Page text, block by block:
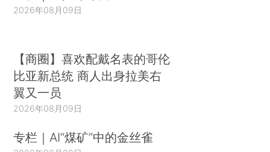
2026年08月09日
【商圈】喜欢配戴名表的哥伦
比亚新总统 商人出身拉美右
翼又一员
2026年08月09日
专栏｜AI“煤矿”中的金丝雀